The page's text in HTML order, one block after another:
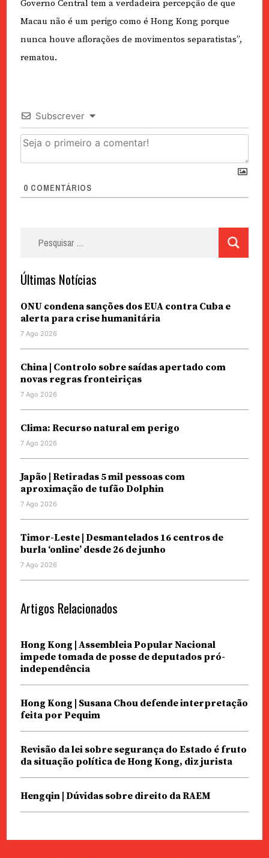
Governo Central tem a verdadeira percepção de que
Macau não é um perigo como é Hong Kong porque
nunca houve aflorações de movimentos separatistas”,
rematou.
Subscrever
0 COMENTÁRIOS
Últimas Notícias
ONU condena sanções dos EUA contra Cuba e
alerta para crise humanitária
7 Ago 2026
China | Controlo sobre saídas apertado com
novas regras fronteiriças
7 Ago 2026
Clima: Recurso natural em perigo
7 Ago 2026
Japão | Retiradas 5 mil pessoas com
aproximação de tufão Dolphin
7 Ago 2026
Timor-Leste | Desmantelados 16 centros de
burla ‘online’ desde 26 de junho
7 Ago 2026
Artigos Relacionados
Hong Kong | Assembleia Popular Nacional
impede tomada de posse de deputados pró-
independência
Hong Kong | Susana Chou defende interpretação
feita por Pequim
Revisão da lei sobre segurança do Estado é fruto
da situação política de Hong Kong, diz jurista
Hengqin | Dúvidas sobre direito da RAEM